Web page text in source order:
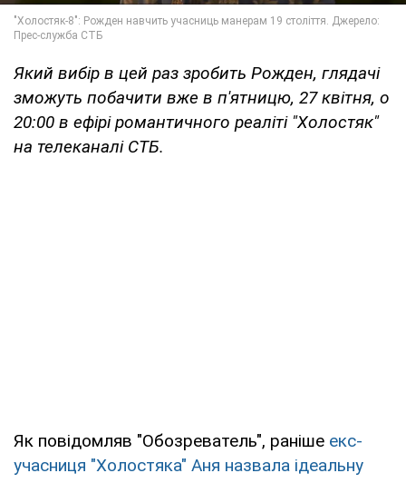
Який вибір в цей раз зробить Рожден, глядачі
зможуть побачити вже в п'ятницю, 27 квітня, о
20:00 в ефірі романтичного реаліті "Холостяк"
на телеканалі СТБ.
Як повідомляв "Обозреватель", раніше екс-
учасниця "Холостяка" Аня назвала ідеальну